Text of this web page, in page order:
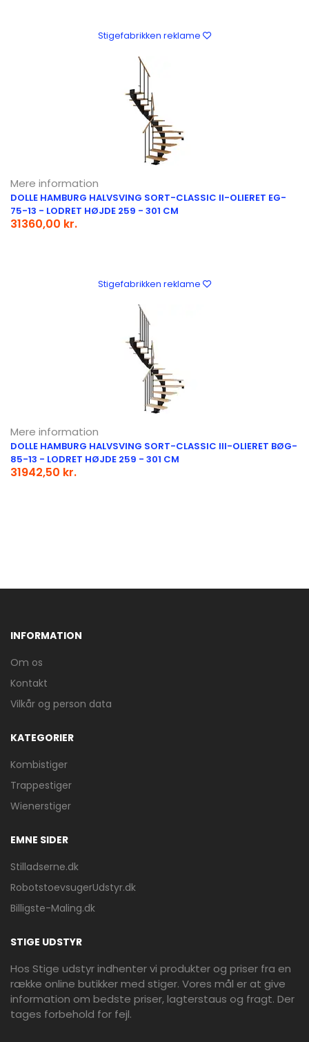
Stigefabrikken reklame
Mere information
DOLLE HAMBURG HALVSVING SORT-CLASSIC II-OLIERET EG-
75-13 - LODRET HØJDE 259 - 301 CM
31360,00 kr.
Stigefabrikken reklame
Mere information
DOLLE HAMBURG HALVSVING SORT-CLASSIC III-OLIERET BØG-
85-13 - LODRET HØJDE 259 - 301 CM
31942,50 kr.
INFORMATION
Om os
Kontakt
Vilkår og person data
KATEGORIER
Kombistiger
Trappestiger
Wienerstiger
EMNE SIDER
Stilladserne.dk
RobotstoevsugerUdstyr.dk
Billigste-Maling.dk
STIGE UDSTYR
Hos Stige udstyr indhenter vi produkter og priser fra en
række online butikker med stiger. Vores mål er at give
information om bedste priser, lagterstaus og fragt. Der
tages forbehold for fejl.